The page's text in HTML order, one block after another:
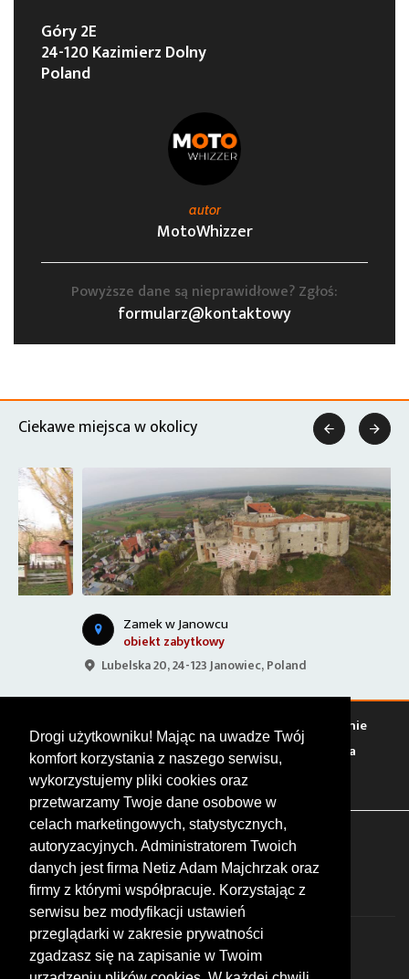
Drogi użytkowniku! Mając na uwadze Twój
komfort korzystania z naszego serwisu,
wykorzystujemy pliki cookies oraz
przetwarzamy Twoje dane osobowe w
celach marketingowych, statystycznych,
autoryzacyjnych. Administratorem Twoich
danych jest firma Netiz Adam Majchrzak oraz
firmy z którymi współpracuje. Korzystając z
serwisu bez modyfikacji ustawień
przeglądarki w zakresie prywatności
zgadzasz się na zapisanie w Twoim
Góry 2E
24-120 Kazimierz Dolny
Poland
autor
MotoWhizzer
Powyższe dane są nieprawidłowe? Zgłoś:
formularz@kontaktowy
Ciekawe miejsca w okolicy
Zamek w Janowcu
obiekt zabytkowy
Lubelska 20, 24-123 Janowiec, Poland
 
Warto zobaczyć Serwisy Stacje paliw
Jedzenie
Bary Zakwaterowanie Tory Zloty Rajdy
Spotkania
Targi Giełdy Szkolenia
FOLLOW US